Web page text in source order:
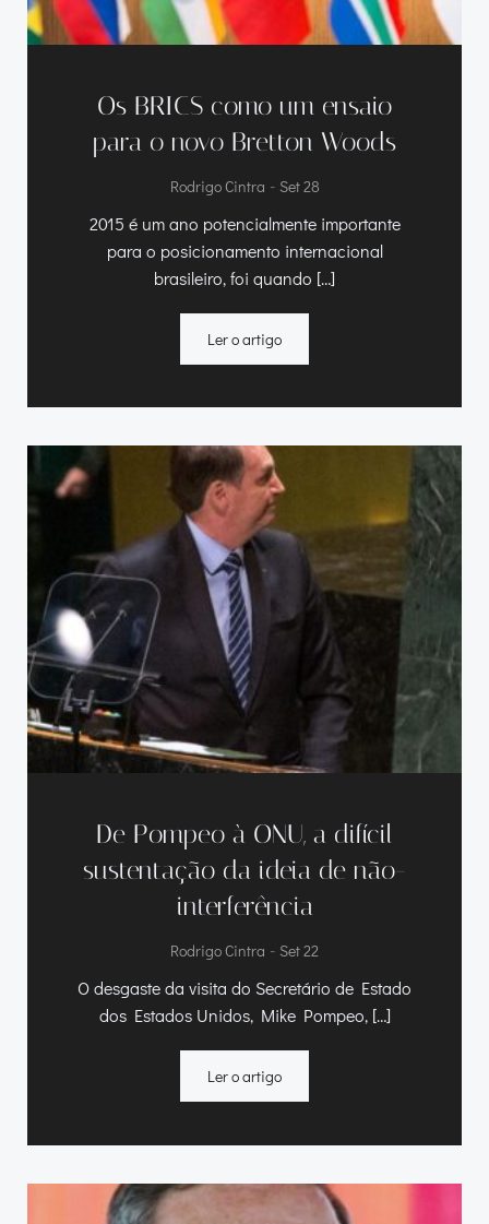
Os BRICS como um ensaio
para o novo Bretton Woods
Rodrigo Cintra - Set 28
2015 é um ano potencialmente importante
para o posicionamento internacional
brasileiro, foi quando […]
Ler o artigo
De Pompeo à ONU, a difícil
sustentação da ideia de não-
interferência
Rodrigo Cintra - Set 22
O desgaste da visita do Secretário de Estado
dos Estados Unidos, Mike Pompeo, […]
Ler o artigo